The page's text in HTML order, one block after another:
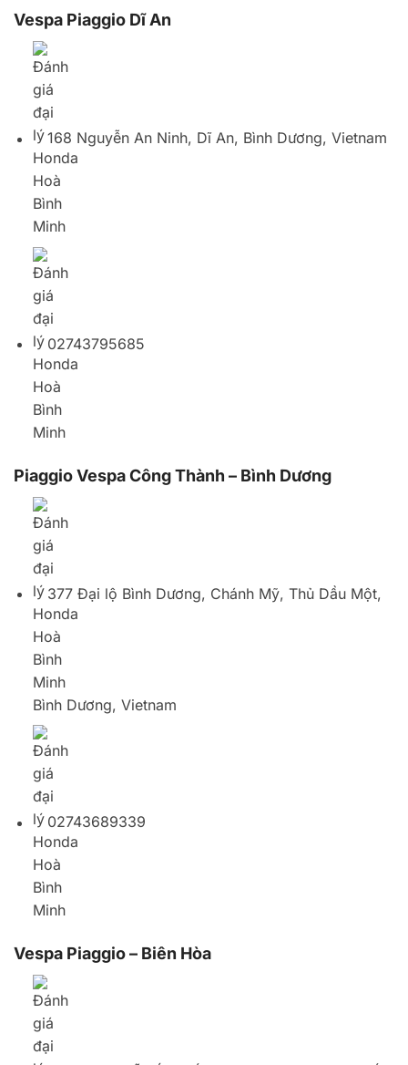
02743795685
Piaggio Vespa Công Thành – Bình Dương
377 Đại lộ Bình Dương, Chánh Mỹ, Thủ Dầu Một,
Bình Dương, Vietnam
02743689339
Vespa Piaggio – Biên Hòa
108 Đ. Nguyễn Ái Quốc, Trung Dũng, Thành phố
Biên Hòa, Đồng Nai 76118, Vietnam